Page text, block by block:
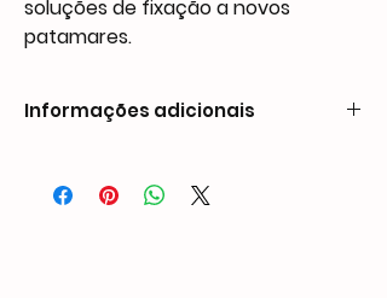
soluções de fixação a novos
patamares.
Informações adicionais